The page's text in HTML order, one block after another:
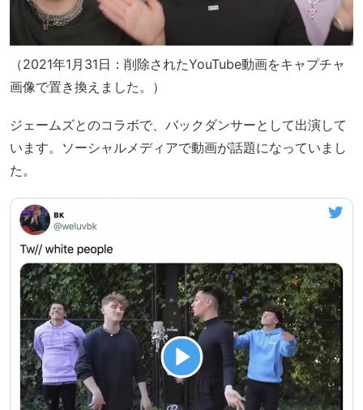
（2021年1月31日：削除されたYouTube動画をキャプチャ
画像で置き換えました。）
ジェームズとのコラボで、バックダンサーとして出演して
います。ソーシャルメディアで動画が話題になっていまし
た。